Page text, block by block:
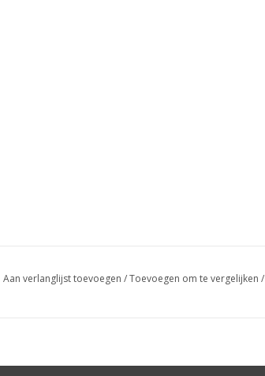
Aan verlanglijst toevoegen /Toevoegen om te vergelijken /